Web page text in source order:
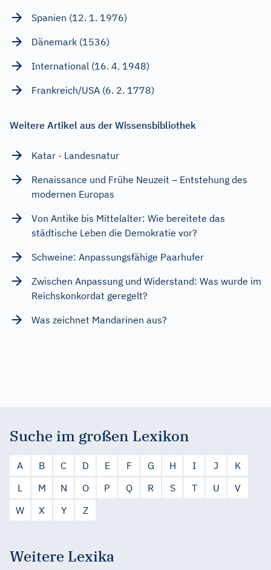
Spanien (12. 1. 1976)
Dänemark (1536)
International (16. 4. 1948)
Frankreich/USA (6. 2. 1778)
Weitere Artikel aus der Wissensbibliothek
Katar - Landesnatur
Renaissance und Frühe Neuzeit – Entstehung des
modernen Europas
Von Antike bis Mittelalter: Wie bereitete das
städtische Leben die Demokratie vor?
Schweine: Anpassungsfähige Paarhufer
Zwischen Anpassung und Widerstand: Was wurde im
Reichskonkordat geregelt?
Was zeichnet Mandarinen aus?
Suche im großen Lexikon
A B C D E F G H I J
K
L
M N O P Q R S T U
V
W
X Y Z
Weitere Lexika